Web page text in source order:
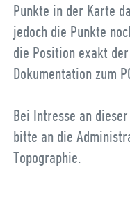
Punkte in der Karte
jedoch die Punkte
die Position exakt
Dokumentation zum
Bei Intresse an
bitte an die
Topographie.